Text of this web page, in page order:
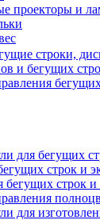
проекторы и
строки,
и бегущих
для бегущих
строк и
строк и
для